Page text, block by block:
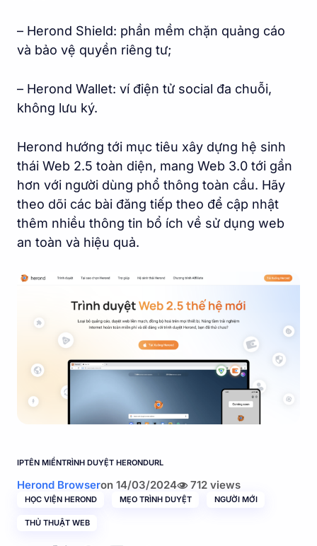
– Herond Shield: phần mềm chặn quảng cáo
và bảo vệ quyền riêng tư;
– Herond Wallet: ví điện tử social đa chuỗi,
không lưu ký.
Herond hướng tới mục tiêu xây dựng hệ sinh
thái Web 2.5 toàn diện, mang Web 3.0 tới gần
hơn với người dùng phổ thông toàn cầu. Hãy
theo dõi các bài đăng tiếp theo để cập nhật
thêm nhiều thông tin bổ ích về sử dụng web
an toàn và hiệu quả.
IPTÊN MIỀNTRÌNH DUYỆT HERONDURL
Herond Browseron 14/03/2024 712 views
HỌC VIỆN HEROND MẸO TRÌNH DUYỆT NGƯỜI MỚI
THỦ THUẬT WEB